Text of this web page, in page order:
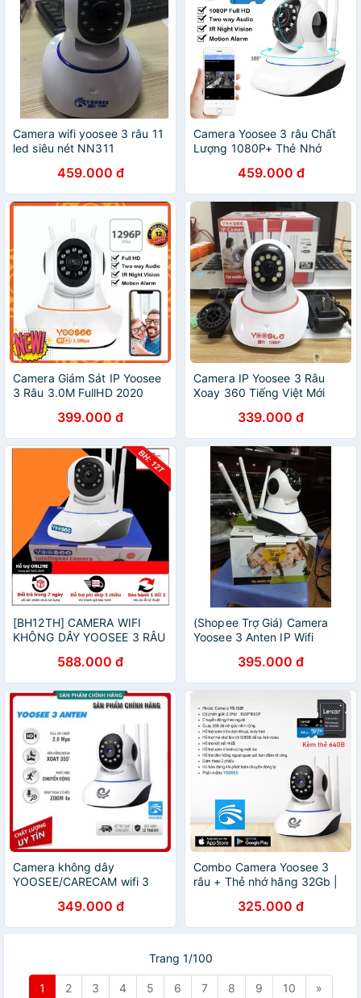
Camera wifi yoosee 3 râu 11
led siêu nét NN311
459.000 đ
Camera Yoosee 3 râu Chất
Lượng 1080P+ Thẻ Nhớ
459.000 đ
Camera Giám Sát IP Yoosee
3 Râu 3.0M FullHD 2020
399.000 đ
Camera IP Yoosee 3 Râu
Xoay 360 Tiếng Việt Mới
339.000 đ
[BH12TH] CAMERA WIFI
KHÔNG DÂY YOOSEE 3 RÂU
588.000 đ
(Shopee Trợ Giá) Camera
Yoosee 3 Anten IP Wifi
395.000 đ
Camera không dây
YOOSEE/CARECAM wifi 3
349.000 đ
Combo Camera Yoosee 3
râu + Thẻ nhớ hãng 32Gb |
325.000 đ
Trang 1/100
1 2 3 4 5 6 7 8 9 10 »